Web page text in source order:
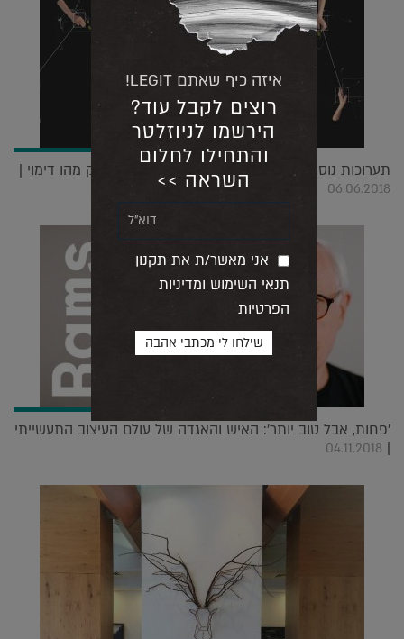
תערוכות נוספות במוזיאון העיצוב חולון מנסות לבדוק מהו דימוי |
06.06.2018
'פחות, אבל טוב יותר': האיש והאגדה של עולם העיצוב התעשייתי
|
04.11.2018
איזה כיף שאתם LEGIT!
רוצים לקבל עוד?
הירשמו לניוזלטר
והתחילו לחלום
השראה >>
אני מאשר/ת את תקנון
תנאי השימוש ומדיניות
הפרטיות